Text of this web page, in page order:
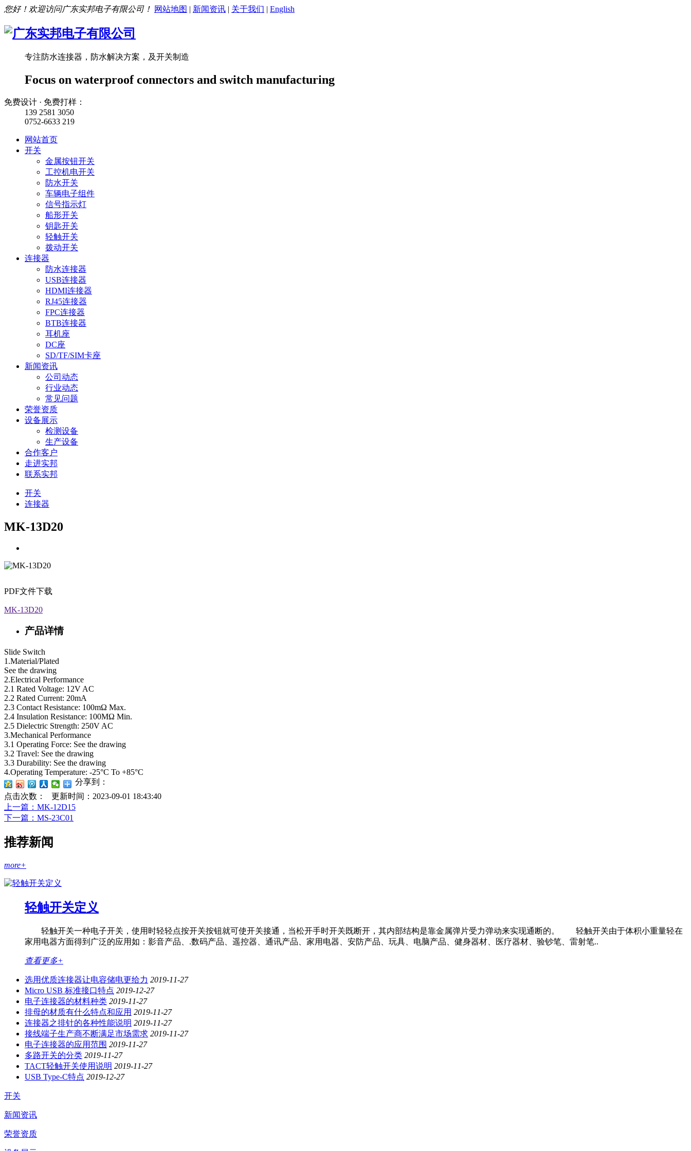
您好！欢迎访问广东实邦电子有限公司！ 网站地图 | 新闻资讯 | 关于我们 | English
专注防水连接器，防水解决方案，及开关制造
Focus on waterproof connectors and switch manufacturing
免费设计 · 免费打样：
139 2581 3050
0752-6633 219
网站首页
开关
金属按钮开关
工控机电开关
防水开关
车辆电子组件
信号指示灯
船形开关
钥匙开关
轻触开关
拨动开关
连接器
防水连接器
USB连接器
HDMI连接器
RJ45连接器
FPC连接器
BTB连接器
耳机座
DC座
SD/TF/SIM卡座
新闻资讯
公司动态
行业动态
常见问题
荣誉资质
设备展示
检测设备
生产设备
合作客户
走进实邦
联系实邦
开关
连接器
MK-13D20
PDF文件下载
MK-13D20
产品详情
Slide Switch
1.Material/Plated
See the drawing
2.Electrical Performance
2.1 Rated Voltage: 12V AC
2.2 Rated Current: 20mA
2.3 Contact Resistance: 100mΩ Max.
2.4 Insulation Resistance: 100MΩ Min.
2.5 Dielectric Strength: 250V AC
3.Mechanical Performance
3.1 Operating Force: See the drawing
3.2 Travel: See the drawing
3.3 Durability: See the drawing
4.Operating Temperature: -25°C To +85°C
分享到：
点击次数：
更新时间：2023-09-01 18:43:40
上一篇 ：MK-12D15
下一篇 ：MS-23C01
推荐新闻
more+
轻触开关定义
轻触开关一种电子开关，使用时轻轻点按开关按钮就可使开关接通，当松开手时开关既断开，其内部结构是靠金属弹片受力弹动来实现通断的。 轻触开关由于体积小重量轻在
家用电器方面得到广泛的应用如：影音产品、.数码产品、遥控器、通讯产品、家用电器、安防产品、玩具、电脑产品、健身器材、医疗器材、验钞笔、雷射笔..
查看更多+
选用优质连接器让电容储电更给力 2019-11-27
Micro USB 标准接口特点 2019-12-27
电子连接器的材料种类 2019-11-27
排母的材质有什么特点和应用 2019-11-27
连接器之排针的各种性能说明 2019-11-27
接线端子生产商不断满足市场需求 2019-11-27
电子连接器的应用范围 2019-11-27
多路开关的分类 2019-11-27
TACT轻触开关使用说明 2019-11-27
USB Type-C特点 2019-12-27
开关
新闻资讯
荣誉资质